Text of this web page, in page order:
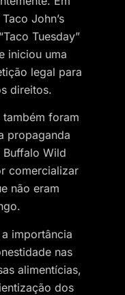
John’s
Tuesday”
iniciou uma
legal para
direitos.
foram
propaganda
Wild
comercializar
não eram
importância
nas
alimentícias,
dos